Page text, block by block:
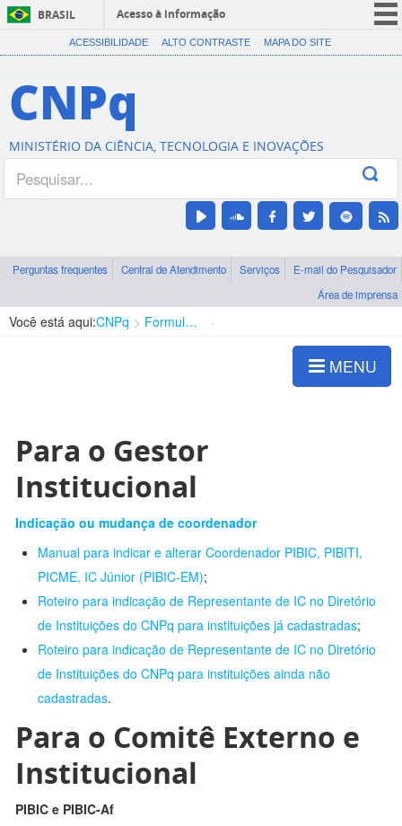
BRASIL
Acesso à informação
CORONAVÍRUS (COVID-19)
Canais
ACESSIBILIDADE ALTO CONTRASTE MAPA DO SITE
CNPq
MINISTÉRIO DA CIÊNCIA, TECNOLOGIA E INOVAÇÕES
Perguntas frequentes Central de Atendimento Serviços
E-mail do Pesquisador
Área de imprensa
Você está aqui:CNPq Formulários e Orientações
MENU
Para o Gestor
Institucional
Indicação ou mudança de coordenador
Manual para indicar e alterar Coordenador PIBIC, PIBITI,
PICME, IC Júnior (PIBIC-EM);
Roteiro para indicação de Representante de IC no Diretório
de Instituições do CNPq para instituições já cadastradas;
Roteiro para indicação de Representante de IC no Diretório
de Instituições do CNPq para instituições ainda não
cadastradas.
Para o Comitê Externo e
Institucional
PIBIC e PIBIC-Af